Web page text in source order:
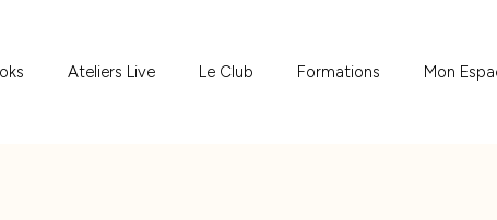
Ateliers Live Le Club Formations Mon